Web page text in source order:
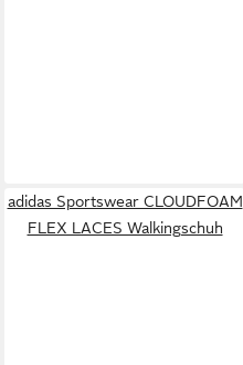
adidas Sportswear CLOUDFOAM
FLEX LACES Walkingschuh